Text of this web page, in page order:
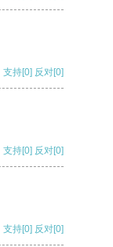
支持[0] 反对[0]
支持[0] 反对[0]
支持[0] 反对[0]